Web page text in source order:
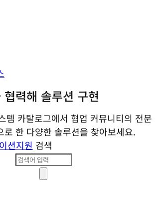
력해 솔루션 구현
템 카탈로그에서 협업 커뮤니티의 전문
로 한 다양한 솔루션을 찾아보세요.
션지원 검색